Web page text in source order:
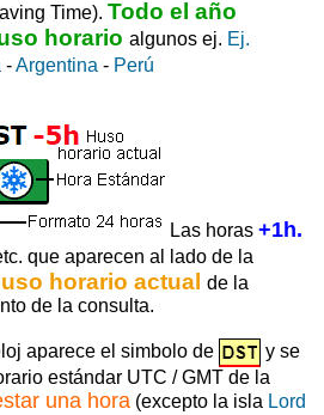
Time). Todo el año
horario algunos ej. Ej.
-Argentina - Perú
Las horas +1h.
que aparecen al lado de la
horario actual de la
de la consulta.
aparece el simbolo de
y se
estándar UTC / GMT de la
una hora (excepto la isla Lord